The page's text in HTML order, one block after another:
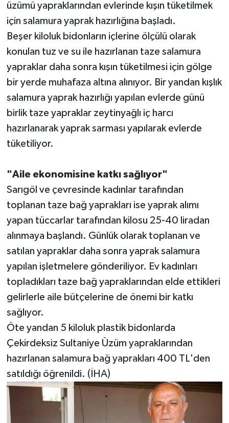
üzümü yapraklarından evlerinde kışın tüketilmek
için salamura yaprak hazırlığına başladı.
Beşer kiloluk bidonların içlerine ölçülü olarak
konulan tuz ve su ile hazırlanan taze salamura
yapraklar daha sonra kışın tüketilmesi için gölge
bir yerde muhafaza altına alınıyor. Bir yandan kışlık
salamura yaprak hazırlığı yapılan evlerde günü
birlik taze yapraklar zeytinyağlı iç harcı
hazırlanarak yaprak sarması yapılarak evlerde
tüketiliyor.
"Aile ekonomisine katkı sağlıyor"
Sarıgöl ve çevresinde kadınlar tarafından
toplanan taze bağ yaprakları ise yaprak alımı
yapan tüccarlar tarafından kilosu 25-40 liradan
alınmaya başlandı. Günlük olarak toplanan ve
satılan yapraklar daha sonra yaprak salamura
yapılan işletmelere gönderiliyor. Ev kadınları
topladıkları taze bağ yapraklarından elde ettikleri
gelirlerle aile bütçelerine de önemi bir katkı
sağlıyor.
Öte yandan 5 kiloluk plastik bidonlarda
Çekirdeksiz Sultaniye Üzüm yapraklarından
hazırlanan salamura bağ yaprakları 400 TL'den
satıldığı öğrenildi. (İHA)